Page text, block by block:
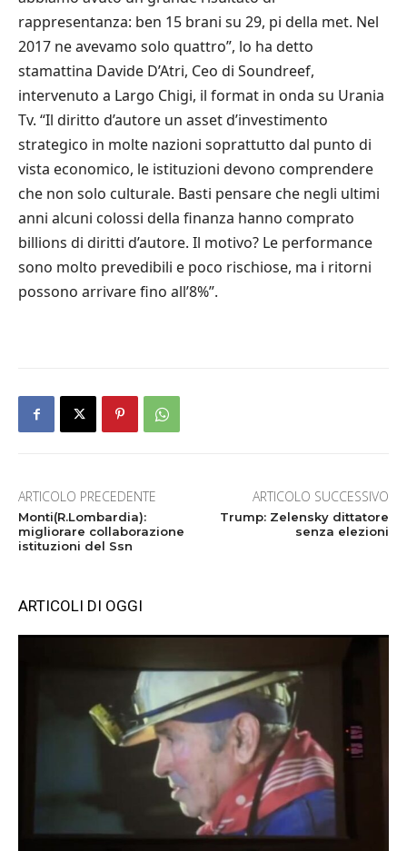
rappresentanza: ben 15 brani su 29, pi della met. Nel
2017 ne avevamo solo quattro”, lo ha detto
stamattina Davide D’Atri, Ceo di Soundreef,
intervenuto a Largo Chigi, il format in onda su Urania
Tv. “Il diritto d’autore un asset d’investimento
strategico in molte nazioni soprattutto dal punto di
vista economico, le istituzioni devono comprendere
che non solo culturale. Basti pensare che negli ultimi
anni alcuni colossi della finanza hanno comprato
billions di diritti d’autore. Il motivo? Le performance
sono molto prevedibili e poco rischiose, ma i ritorni
possono arrivare fino all’8%”.
ARTICOLO PRECEDENTE
Monti(R.Lombardia):
migliorare collaborazione
istituzioni del Ssn
ARTICOLO SUCCESSIVO
Trump: Zelensky dittatore
senza elezioni
ARTICOLI DI OGGI